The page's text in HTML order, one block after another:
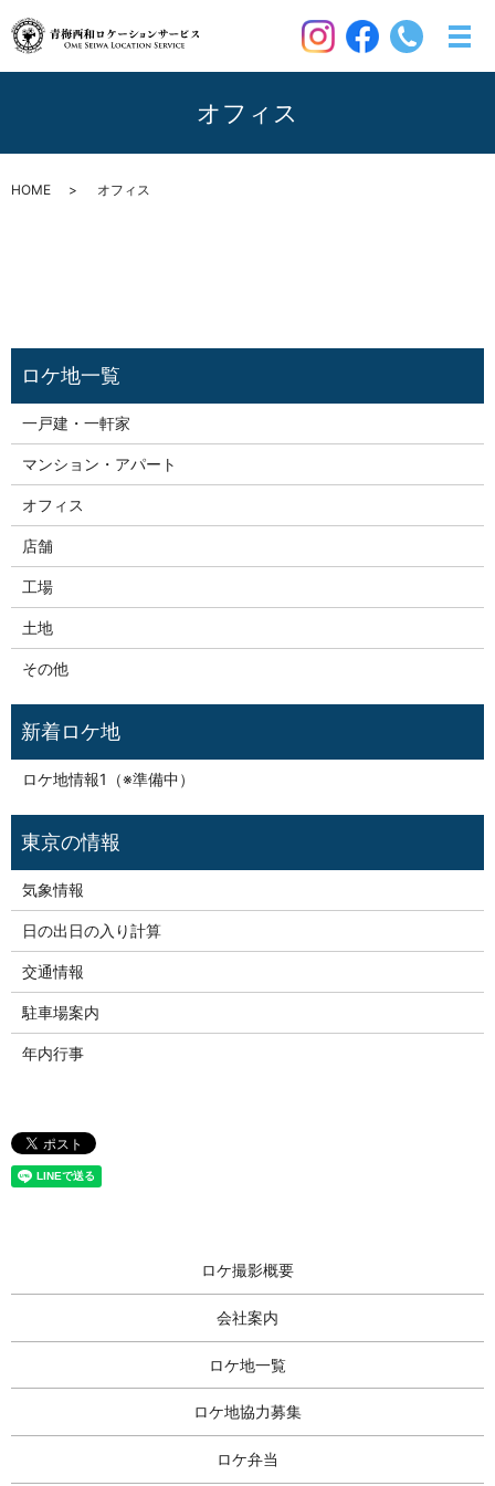
オフィス
HOME オフィス
一戸建・一軒家
マンション・アパート
オフィス
店舗
工場
土地
その他
新着ロケ地
ロケ地情報1（※準備中）
気象情報
日の出日の入り計算
交通情報
駐車場案内
年内行事
ロケ撮影概要
会社案内
ロケ地一覧
ロケ地協力募集
ロケ弁当